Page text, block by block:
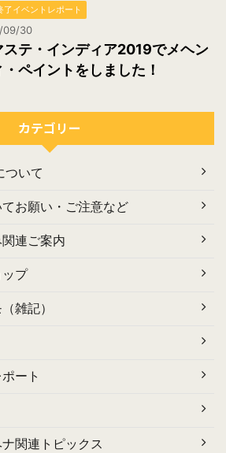
イベントレポート
09/30
ステ・インディア2019でメヘン
・ペイントをしました！
カテゴリー
いて
お願い・ご注意など
連ご案内
プ
雑記）
ート
関連トピックス